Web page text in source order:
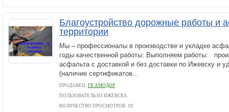
Благоустройство дорожные работы и
территории
Мы – профессионалы в производстве и укладке
годы качественной работы: Выполняем работы:
асфальта с доставкой и без доставки по Ижевску и
(наличие сертификатов...
ПРОДАВЕЦ: ГК АМОДОР
ПОЛЬЗОВАТЕЛЬ ИЗ ИЖЕВСКА
КОЛИЧЕСТВО ПРОСМОТРОВ: 18